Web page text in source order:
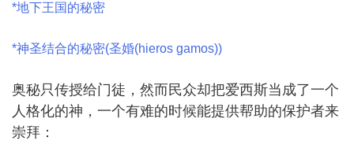
*地下王国的秘密
*神圣结合的秘密(圣婚(hieros gamos))
奥秘只传授给门徒，然而民众却把爱西斯当成了一个
人格化的神，一个有难的时候能提供帮助的保护者来
崇拜：